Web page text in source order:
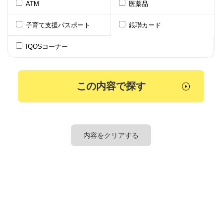
ATM 医薬品
子育て支援パスポート 銀聯カード
IQOSコーナー